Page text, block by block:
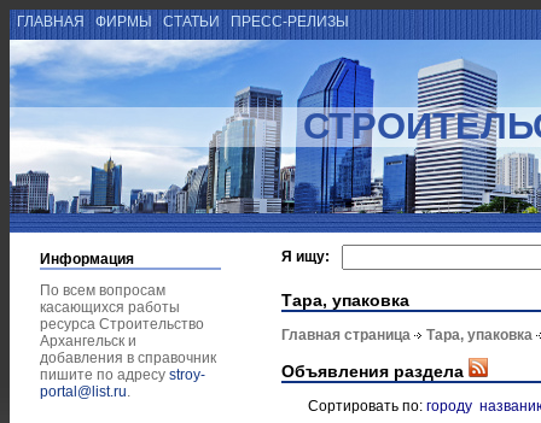
ГЛАВНАЯ ФИРМЫ СТАТЬИ ПРЕСС-РЕЛИЗЫ
Информация
По всем вопросам
касающихся работы
ресурса Строительство
Архангельск и
добавления в справочник
пишите по адресу stroy-
portal@list.ru.
Я ищу:
Тара, упаковка
Главная страница Тара, упаковка
Объявления раздела
Сортировать по: городу